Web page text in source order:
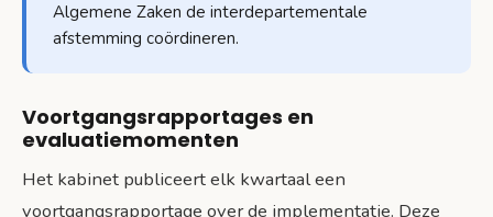
Algemene Zaken de interdepartementale
afstemming coördineren.
Voortgangsrapportages en
evaluatiemomenten
Het kabinet publiceert elk kwartaal een
voortgangsrapportage over de implementatie. Deze